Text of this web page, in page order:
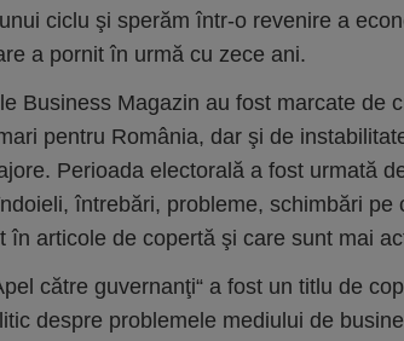
ciclu şi sperăm într-o revenire a
a pornit în urmă cu zece ani.
Business Magazin au fost marcate de
pentru România, dar şi de
Perioada electorală a fost urmată
întrebări, probleme, schimbări pe
în articole de copertă şi care sunt mai
către guvernanţi“ a fost un titlu de
despre problemele mediului de